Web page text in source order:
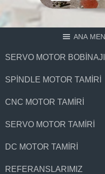
ANA
SERVO MOTOR BOBINAJI
SPINDLE MOTOR TAMIRI
CNC MOTOR TAMIRI
SERVO MOTOR TAMIRI
DC MOTOR TAMIRI
REFERANSLARIMIZ